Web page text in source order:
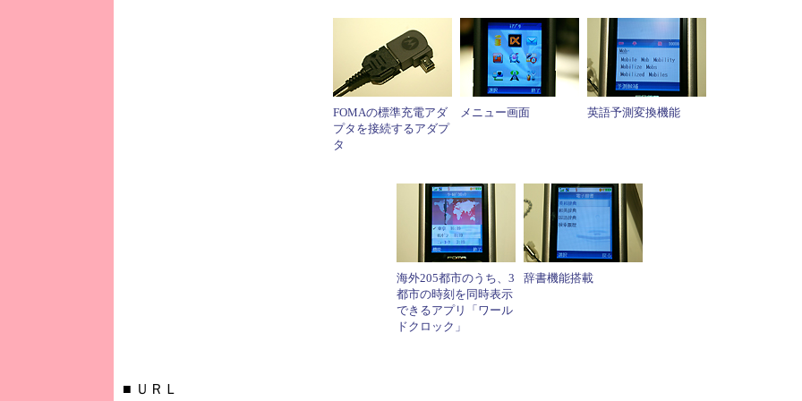
FOMAの標準充電アダ
プタを接続するアダプ
タ
メニュー画面 英語予測変換機能
海外205都市のうち、3
都市の時刻を同時表示
できるアプリ「ワール
ドクロック」
辞書機能搭載
■ ＵＲＬ